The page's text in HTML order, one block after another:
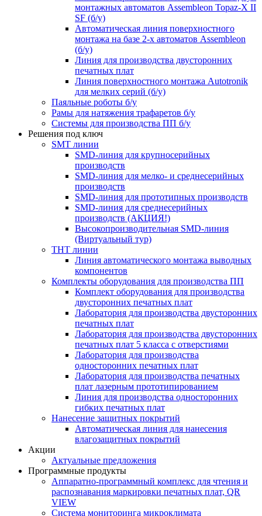
монтажных автоматов Assembleon Topaz-X II
SF (б/у)
Автоматическая линия поверхностного
монтажа на базе 2-х автоматов Assembleon
(б/у)
Линия для производства двусторонних
печатных плат
Линия поверхностного монтажа Autotronik
для мелких серий (б/у)
Паяльные роботы б/у
Рамы для натяжения трафаретов б/у
Системы для производства ПП б/у
Решения под ключ
SMT линии
SMD-линия для крупносерийных
производств
SMD-линия для мелко- и среднесерийных
производств
SMD-линия для прототипных производств
SMD-линия для среднесерийных
производств (АКЦИЯ!)
Высокопроизводительная SMD-линия
(Виртуальный тур)
THT линии
Линия автоматического монтажа выводных
компонентов
Комплекты оборудования для производства ПП
Комплект оборудования для производства
двусторонних печатных плат
Лаборатория для производства двусторонних
печатных плат
Лаборатория для производства двусторонних
печатных плат 5 класса с отверстиями
Лаборатория для производства
односторонних печатных плат
Лаборатория для производства печатных
плат лазерным прототипированием
Линия для производства односторонних
гибких печатных плат
Нанесение защитных покрытий
Автоматическая линия для нанесения
влагозащитных покрытий
Акции
Актуальные предложения
Программные продукты
Аппаратно-программный комплекс для чтения и
распознавания маркировки печатных плат, QR
VIEW
Система мониторинга микроклимата